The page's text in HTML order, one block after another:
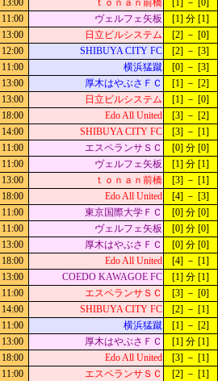
13:00 ｔｏｎａｎ前橋 [1] － [0]
11:00 ヴェルフェ矢板 [1] 分 [1]
13:00 日立ビルシステム [2] － [0]
12:00 SHIBUYA CITY FC [2] － [3]
11:00 横浜猛蹴 [0] － [3]
13:00 厚木はやぶさＦＣ [1] － [2]
13:00 日立ビルシステム [1] － [0]
18:00 Edo All United [3] － [2]
14:00 SHIBUYA CITY FC [3] － [1]
11:00 エスペランサＳＣ [0] 分 [0]
11:00 ヴェルフェ矢板 [1] 分 [1]
13:00 ｔｏｎａｎ前橋 [3] － [1]
18:00 Edo All United [4] － [3]
11:00 東京国際大学ＦＣ [0] 分 [0]
11:00 ヴェルフェ矢板 [0] 分 [0]
13:00 厚木はやぶさＦＣ [0] 分 [0]
18:00 Edo All United [4] － [1]
13:00 COEDO KAWAGOE FC [1] 分 [1]
11:00 エスペランサＳＣ [3] － [0]
14:00 SHIBUYA CITY FC [2] － [1]
11:00 横浜猛蹴 [1] － [2]
13:00 厚木はやぶさＦＣ [1] 分 [1]
18:00 Edo All United [3] － [1]
11:00 エスペランサＳＣ [2] － [1]